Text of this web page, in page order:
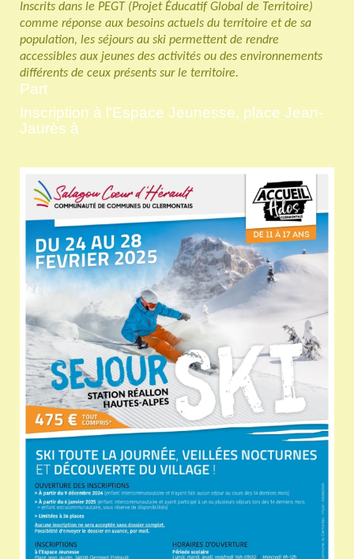
Inscrits dans le PEGT (Projet Éducatif Global de Territoire)
comme réponse aux besoins actuels du territoire et de sa
population, les séjours au ski permettent de rendre
accessibles aux jeunes des activités ou des environnements
différents de ceux présents sur le territoire.
Part
Inscription à l'Espace Jeunesse, place Jean-
Jaurès à